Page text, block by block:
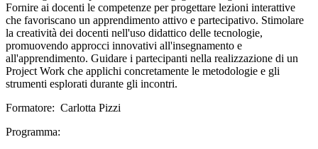
Fornire ai docenti le competenze per progettare lezioni interattive
che favoriscano un apprendimento attivo e partecipativo. Stimolare
la creatività dei docenti nell'uso didattico delle tecnologie,
promuovendo approcci innovativi all'insegnamento e
all'apprendimento. Guidare i partecipanti nella realizzazione di un
Project Work che applichi concretamente le metodologie e gli
strumenti esplorati durante gli incontri.
Formatore: Carlotta Pizzi
Programma: